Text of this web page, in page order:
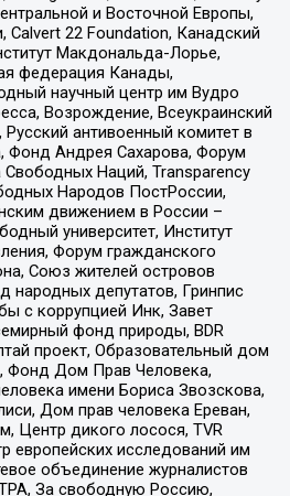
и Восточной Европы,
22 Foundation, Канадский
Макдональда-Лорье,
федерация Канады,
научный центр им Вудро
Возрождение, Всеукраинский
антивоенный комитет в
Фонд Андрея Сахарова, Форум
Наций, Transparеncy
Народов ПостРоссии,
движением в России –
университет, Институт
Форум гражданского
Союз жителей островов
народных депутатов, Гринпис
с коррупцией Инк, Завет
фонд природы, BDR
проект, Образовательный дом
Фонд Дом Прав Человека,
имени Бориса Звозскова,
Дом прав человека Ереван,
Центр дикого лосося, TVR
европейских исследований им
объединение журналистов
За свободную Россию,